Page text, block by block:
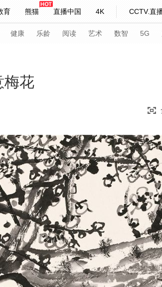
育 熊猫 直播中国 4K CCTV.直
读 天天学习
载央视影音
健康 乐龄 阅读 艺术 数智 5G
AR 4K专区 全景新闻
生第一次 人生第二次
NBA 中超 国际足球 网
文化体育 冰雪道路 足球道路
非遗 文化 旅游 科普 乐龄
工厂 智敬中国 全民健康 颜选攻略
梅花